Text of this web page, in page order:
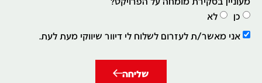
כן
לא
אני מאשר/ת לעזרום לשלוח לי דיוור שיווקי מעת לעת.
שליחה